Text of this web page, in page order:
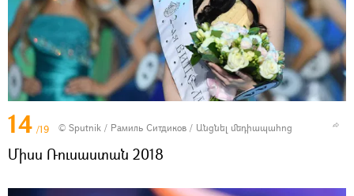
14 /19 © Sputnik / Рамиль Ситдиков / Անցնել մեդիապահոց
Միսս Ռուսաստան 2018